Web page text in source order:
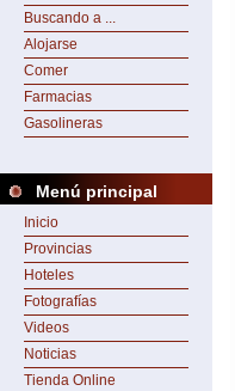
Buscando a ...
Alojarse
Comer
Farmacias
Gasolineras
Menú principal
Inicio
Provincias
Hoteles
Fotografías
Videos
Noticias
Tienda Online